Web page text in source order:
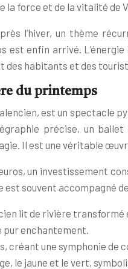
la force et de la vitalité de
l’hiver, un thème
est enfin arrivé.
des habitants et des
du printemps
est un spectacle
précise, un
Il est une véritable
un investissement
souvent accompagné
lit de rivière transformé
pur enchantement.
créant une symphonie de
le jaune et le vert,